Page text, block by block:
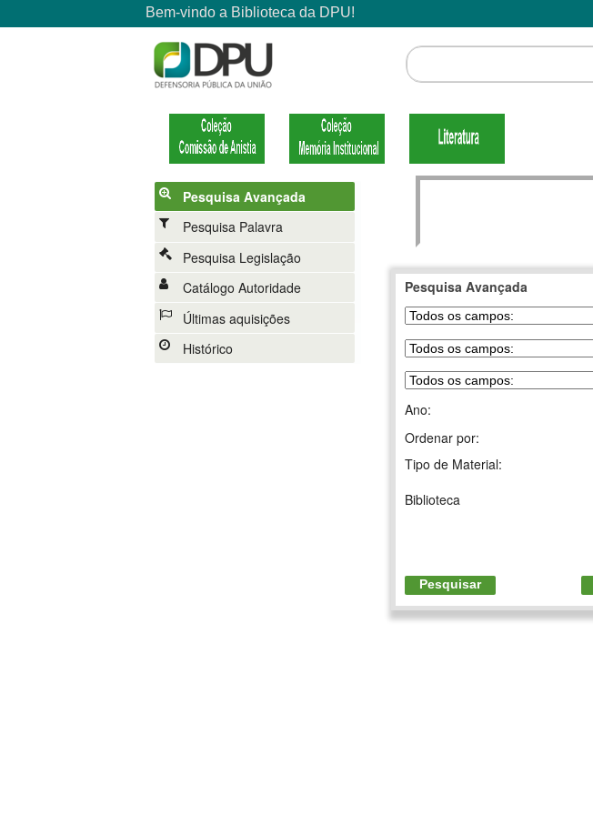
Pesquisa Avançada
Pesquisa Palavra
Pesquisa Legislação
Catálogo Autoridade
Últimas aquisições
Histórico
Pesquisa Avançada
Ano:
Ordenar por:
Tipo de Material:
Biblioteca
Pesquisar